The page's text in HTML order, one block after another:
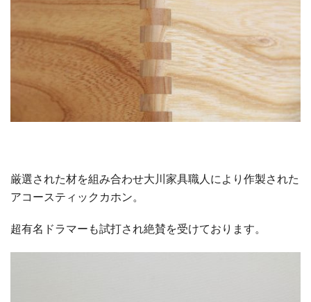
厳選された材を組み合わせ大川家具職人により作製された
アコースティックカホン。
超有名ドラマーも試打され絶賛を受けております。